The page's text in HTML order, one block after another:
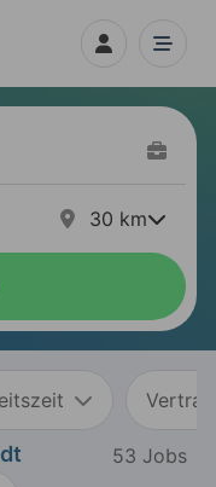
30 km
53 Jobs